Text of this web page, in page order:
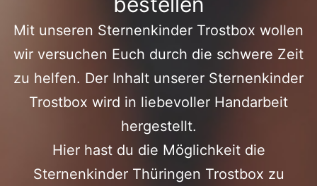
Mit unseren Sternenkinder Trostbox wollen
wir versuchen Euch durch die schwere Zeit
zu helfen. Der Inhalt unserer Sternenkinder
Trostbox wird in liebevoller Handarbeit
hergestellt.
Hier hast du die Möglichkeit die
Sternenkinder Thüringen Trostbox zu